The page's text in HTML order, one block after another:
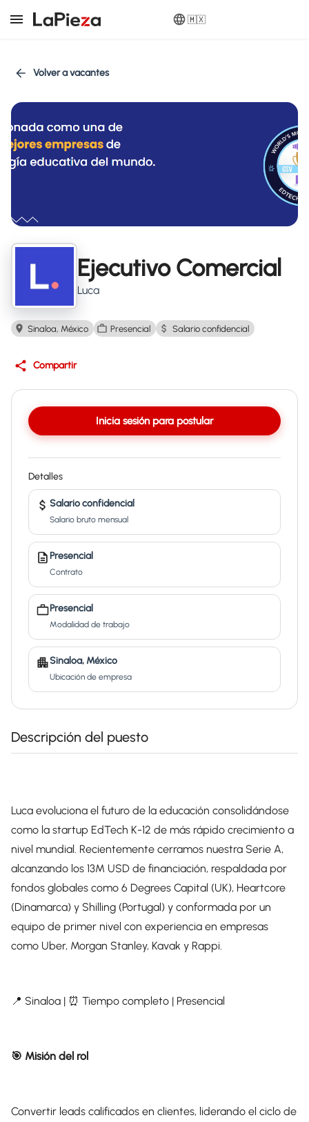
🇲🇽
Volver a vacantes
Ejecutivo Comercial
Luca
Sinaloa, México Presencial Salario confidencial
Compartir
Inicia sesión para postular
Detalles
Salario confidencial
Salario bruto mensual
Presencial
Contrato
Presencial
Modalidad de trabajo
Sinaloa, México
Ubicación de empresa
Descripción del puesto
Luca evoluciona el futuro de la educación consolidándose
como la startup EdTech K-12 de más rápido crecimiento a
nivel mundial. Recientemente cerramos nuestra Serie A,
alcanzando los 13M USD de financiación, respaldada por
fondos globales como 6 Degrees Capital (UK), Heartcore
(Dinamarca) y Shilling (Portugal) y conformada por un
equipo de primer nivel con experiencia en empresas
como Uber, Morgan Stanley, Kavak y Rappi.
📍 Sinaloa | ⏰ Tiempo completo | Presencial
🎯 Misión del rol
Convertir leads calificados en clientes, liderando el ciclo de